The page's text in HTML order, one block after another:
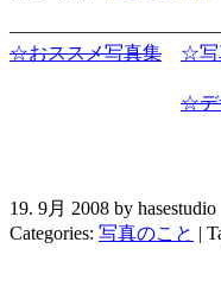
☆おススメ写真集
☆写
☆デ
19. 9月 2008 by hasestudio
Categories: 写真のこと |